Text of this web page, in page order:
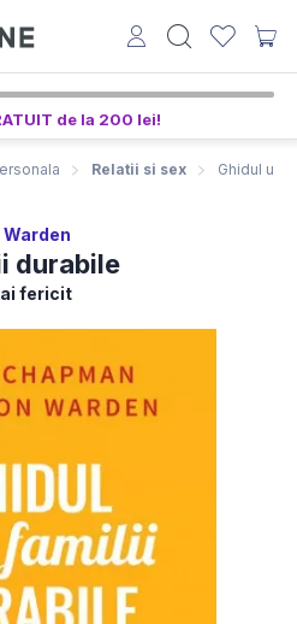
de la 200 lei!
Relatii si sex Ghidul
durabile
fericit